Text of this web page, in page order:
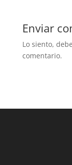
Enviar
Lo siento,
comentario.